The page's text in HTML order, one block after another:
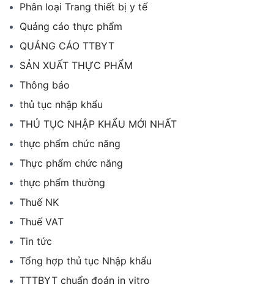
Phân loại Trang thiết bị y tế
Quảng cáo thực phẩm
QUẢNG CÁO TTBYT
SẢN XUẤT THỰC PHẨM
Thông báo
thủ tục nhập khẩu
THỦ TỤC NHẬP KHẨU MỚI NHẤT
thực phẩm chức năng
Thực phẩm chức năng
thực phẩm thường
Thuế NK
Thuế VAT
Tin tức
Tổng hợp thủ tục Nhập khẩu
TTTBYT chuẩn đoán in vitro